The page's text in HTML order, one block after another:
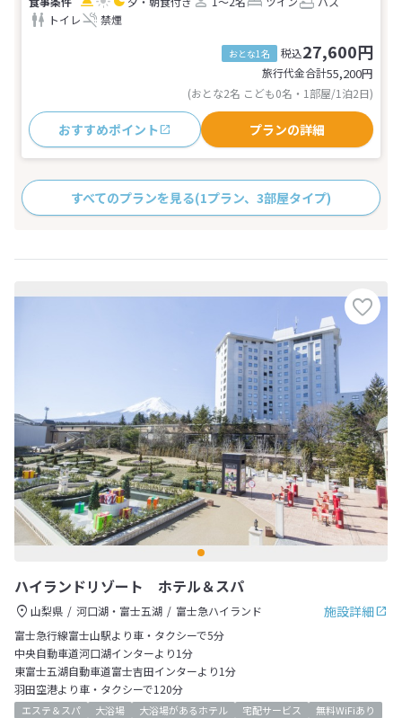
トイレ
禁煙
おとな1名 税込27,600円
旅行代金合計55,200円
(おとな2名 こども0名・1部屋/1泊2日)
おすすめポイント プランの詳細
すべてのプランを見る(1プラン、3部屋タイプ)
ハイランドリゾート ホテル＆スパ
施設詳細
山梨県 河口湖・富士五湖
富士急ハイランド
富士急行線富士山駅より車・タクシーで5分
中央自動車道河口湖インターより1分
東富士五湖自動車道富士吉田インターより1分
羽田空港より車・タクシーで120分
エステ＆スパ 大浴場 大浴場があるホテル 宅配サービス
無料WiFiあり